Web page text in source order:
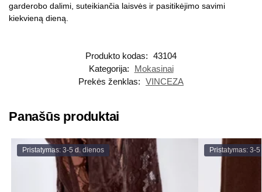
garderobo dalimi, suteikiančia laisvės ir pasitikėjimo savimi
kiekvieną dieną.
Produkto kodas: 43104
Kategorija:
Mokasinai
Prekės ženklas: VINCEZA
Panašūs produktai
Pristatymas: 3-5 d. dienos Pristatymas: 3-